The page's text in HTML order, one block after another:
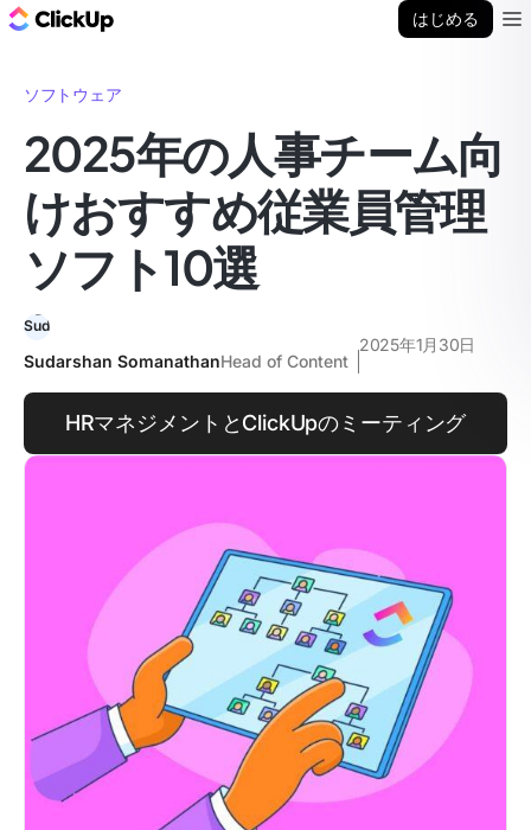
はじめる
ソフトウェア
2025年の人事チーム向
けおすすめ従業員管理
ソフト10選
Sudarshan SomanathanHead of Content
2025年1月30日
HRマネジメントとClickUpのミーティング